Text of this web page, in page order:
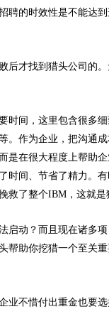
聘的时效性是不能达
后才找到猎头公司的
时间，这里包含很多
。作为企业，把沟通
是在很大程度上帮助
时间、节省了精力。
了整个IBM，这就是
启动？而且现在诸多
帮助你挖猎一个至关
业不惜付出重金也要